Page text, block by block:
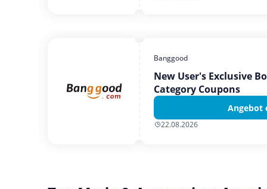
Banggood
New User's Exclusive
Category Coupons
Angebot
22.08.2026